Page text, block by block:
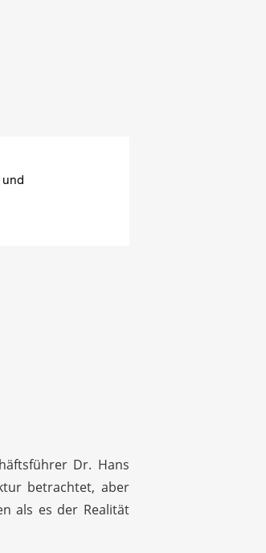
Dr. Hans
betrachtet, aber
als es der Realität